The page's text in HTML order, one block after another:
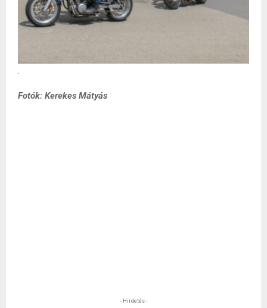
.
Fotók: Kerekes Mátyás
- Hirdetés -